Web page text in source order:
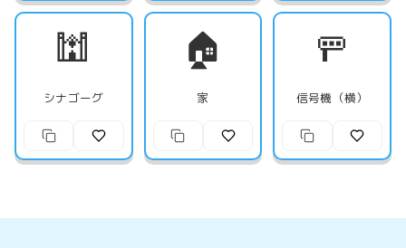
🕍
シナゴーグ
🏠
家
🚥
信号機（横）